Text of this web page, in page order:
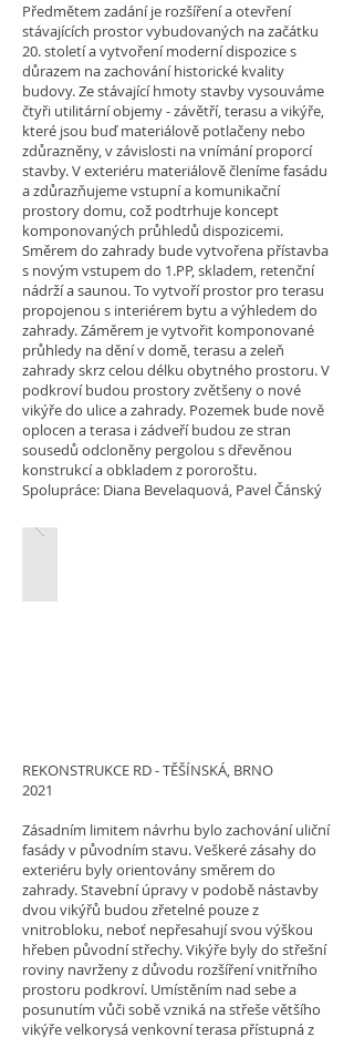
Předmětem zadání je rozšíření a otevření
stávajících prostor vybudovaných na začátku
20. století a vytvoření moderní dispozice s
důrazem na zachování historické kvality
budovy. Ze stávající hmoty stavby vysouváme
čtyři utilitární objemy - závětří, terasu a vikýře,
které jsou buď materiálově potlačeny nebo
zdůrazněny, v závislosti na vnímání proporcí
stavby. V exteriéru materiálově členíme fasádu
a zdůrazňujeme vstupní a komunikační
prostory domu, což podtrhuje koncept
komponovaných průhledů dispozicemi.
Směrem do zahrady bude vytvořena přístavba
s novým vstupem do 1.PP, skladem, retenční
nádrží a saunou. To vytvoří prostor pro terasu
propojenou s interiérem bytu a výhledem do
zahrady. Záměrem je vytvořit komponované
průhledy na dění v domě, terasu a zeleň
zahrady skrz celou délku obytného prostoru. V
podkroví budou prostory zvětšeny o nové
vikýře do ulice a zahrady. Pozemek bude nově
oplocen a terasa i zádveří budou ze stran
sousedů odcloněny pergolou s dřevěnou
konstrukcí a obkladem z pororoštu.
Spolupráce: Diana Bevelaquová, Pavel Čánský
REKONSTRUKCE RD - TĚŠÍNSKÁ, BRNO
2021
Zásadním limitem návrhu bylo zachování uliční
fasády v původním stavu. Veškeré zásahy do
exteriéru byly orientovány směrem do
zahrady. Stavební úpravy v podobě nástavby
dvou vikýřů budou zřetelné pouze z
vnitrobloku, neboť nepřesahují svou výškou
hřeben původní střechy. Vikýře byly do střešní
roviny navrženy z důvodu rozšíření vnitřního
prostoru podkroví. Umístěním nad sebe a
posunutím vůči sobě vzniká na střeše většího
vikýře velkorysá venkovní terasa přístupná z